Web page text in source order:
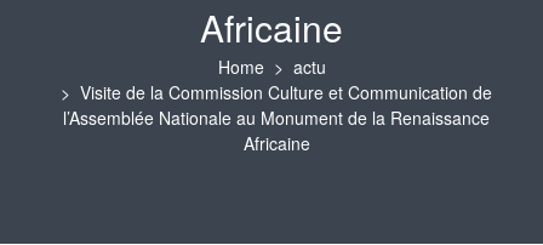
Africaine
Home
actu
Visite de la Commission Culture et Communication de
l’Assemblée Nationale au Monument de la Renaissance
Africaine